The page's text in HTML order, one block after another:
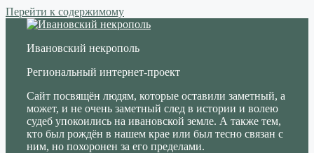
Перейти к содержимому
Ивановский некрополь
Региональный интернет-проект
Сайт посвящён людям, которые оставили заметный, а
может, и не очень заметный след в истории и волею
судеб упокоились на ивановской земле. А также тем,
кто был рождён в нашем крае или был тесно связан с
ним, но похоронен за его пределами.